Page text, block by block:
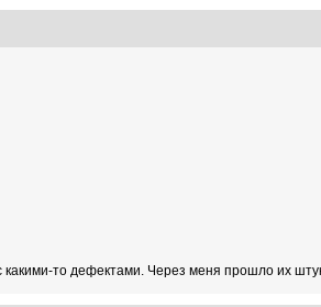
какими-то дефектами. Через меня прошло их